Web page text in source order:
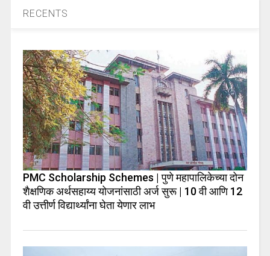
RECENTS
PMC Scholarship Schemes | पुणे महापालिकेच्या दोन
शैक्षणिक अर्थसहाय्य योजनांसाठी अर्ज सुरू | 10 वी आणि 12
वी उत्तीर्ण विद्यार्थ्यांना घेता येणार लाभ